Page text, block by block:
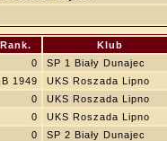
Rank.
Klub
0
SP 1 Biały Dunajec
B 1949
UKS Roszada Lipno
0
UKS Roszada Lipno
0
UKS Roszada Lipno
0 SP 2 Biały Dunajec